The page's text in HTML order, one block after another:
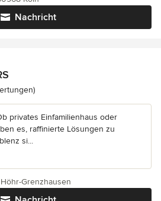
Nachricht
5 von 5 Sternen
privates Einfamilienhaus oder
es, raffinierte Lösungen zu
si...
Grenzhausen